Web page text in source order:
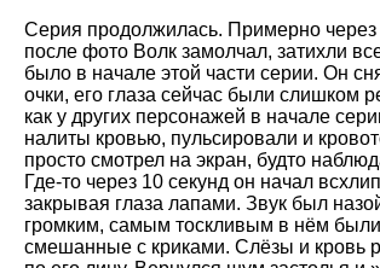
Серия продолжилась. Примерно через
после фото Волк замолчал, затихли
было в начале этой части серии. Он
очки, его глаза сейчас были слишком
как у других персонажей в начале
налиты кровью, пульсировали и
просто смотрел на экран, будто
Где-то через 10 секунд он начал
закрывая глаза лапами. Звук был
громким, самым тоскливым в нём
смешанные с криками. Слёзы и кровь